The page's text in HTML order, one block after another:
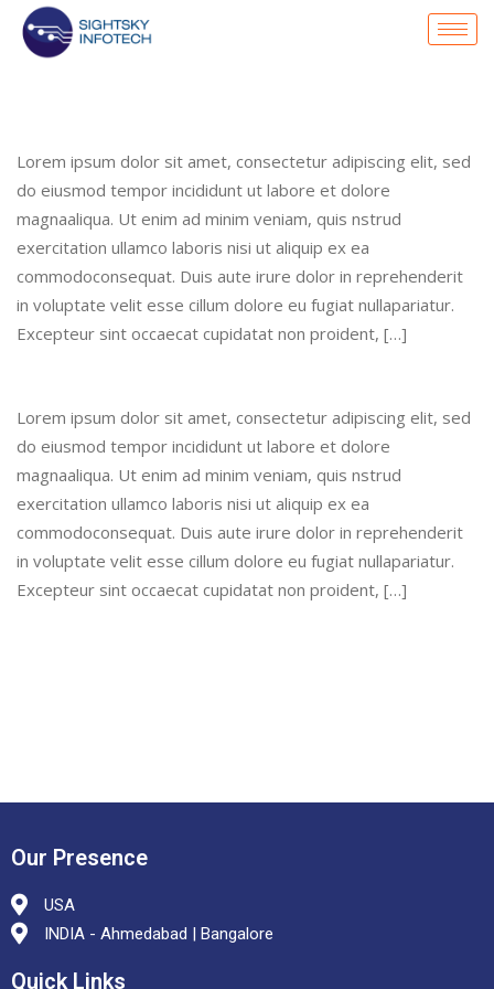
Lorem ipsum dolor sit amet, consectetur adipiscing elit, sed
do eiusmod tempor incididunt ut labore et dolore
magnaaliqua. Ut enim ad minim veniam, quis nstrud
exercitation ullamco laboris nisi ut aliquip ex ea
commodoconsequat. Duis aute irure dolor in reprehenderit
in voluptate velit esse cillum dolore eu fugiat nullapariatur.
Excepteur sint occaecat cupidatat non proident, […]
Lorem ipsum dolor sit amet, consectetur adipiscing elit, sed
do eiusmod tempor incididunt ut labore et dolore
magnaaliqua. Ut enim ad minim veniam, quis nstrud
exercitation ullamco laboris nisi ut aliquip ex ea
commodoconsequat. Duis aute irure dolor in reprehenderit
in voluptate velit esse cillum dolore eu fugiat nullapariatur.
Excepteur sint occaecat cupidatat non proident, […]
Our Presence
USA
INDIA - Ahmedabad | Bangalore
Quick Links